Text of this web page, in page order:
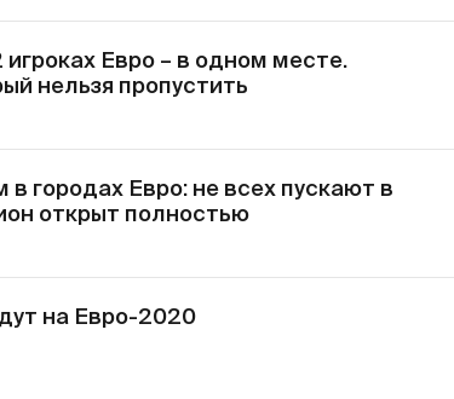
Евро – в одном месте.
нельзя пропустить
в городах Евро: не всех пускают в
открыт полностью
на Евро-2020